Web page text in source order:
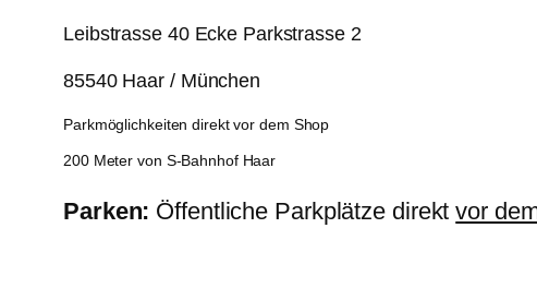
Leibstrasse 40 Ecke Parkstrasse 2
85540 Haar / München
Parkmöglichkeiten direkt vor dem Shop
200 Meter von S-Bahnhof Haar
Parken: Öffentliche Parkplätze direktvor